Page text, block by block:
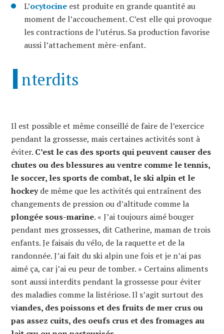
L’ocytocine est produite en grande quantité au
moment de l’accouchement. C’est elle qui provoque
les contractions de l’utérus. Sa production favorise
aussi l’attachement mère-enfant.
Interdits
Il est possible et même conseillé de faire de l’exercice
pendant la grossesse, mais certaines activités sont à
éviter. C’est le cas des sports qui peuvent causer des
chutes ou des blessures au ventre comme le tennis,
le soccer, les sports de combat, le ski alpin et le
hockeyde même que les activités qui entraînent des
changements de pression ou d’altitude comme la
plongée sous-marine. « J’ai toujours aimé bouger
pendant mes grossesses, dit Catherine, maman de trois
enfants. Je faisais du vélo, de la raquette et de la
randonnée. J’ai fait du ski alpin une fois et je n’ai pas
aimé ça, car j’ai eu peur de tomber. » Certains aliments
sont aussi interdits pendant la grossesse pour éviter
des maladies comme la listériose. Il s’agit surtout des
viandes, des poissons et des fruits de mer crus ou
pas assez cuits, des oeufs crus et des fromages au